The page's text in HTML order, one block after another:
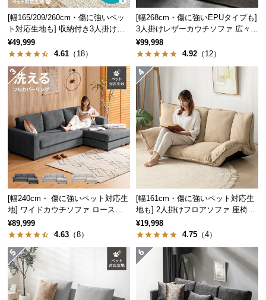
ル
に
つ
い
て
保
に
つ
て
会
員
規
約
に
つ
い
て
高さ 約62㎝
こたつやローテーブルにぴったり
寒い季節にはこたつ、その他の季節はローテーブル
と相性抜群。床での生活がより豊かになります。
[幅165/209/260cm・傷に強いペッ
ト対応生地も] 収納付き3人掛け多
機能ソファ
¥49,999
4.61 （18）
[幅268cm・傷に強いEPUタイプも]
3人掛けレザーカウチソファ 広々設
計 高級感
¥99,998
4.92 （12）
[幅240cm・ 傷に強いペット対応生
地] ワイドカウチソファ ロースタ
イル
¥89,999
4.63 （8）
[幅161cm・傷に強いペット対応生
地も] 2人掛けフロアソファ 座椅子
タイプ リクライニング
¥19,998
4.75 （4）